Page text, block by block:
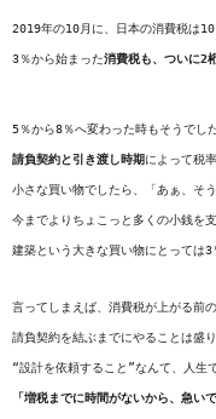
2019年の10月に、日本の消費税は10
3％から始まった消費税も、ついに2
5％から8％へ変わった時もそうでした
請負契約と引き渡し時期によって税
小さな買い物でしたら、「あぁ、そ
今までよりちょこっと多くの小銭を
建築という大きな買い物にとっては3
言ってしまえば、消費税が上がる前
請負契約を結ぶまでにやることは盛り
“設計を依頼すること”なんて、人生
「増税までに時間がないから、急い